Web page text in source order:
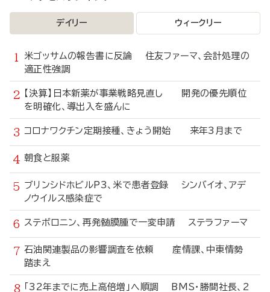
デイリー ウィークリー
米ゴッサムの報告書に反論 住友ファーマ、会計処理の
適正性強調
【決算】日本新薬が事業戦略見直し 開発の優先順位
を明確化、導出入を盛んに
コロナワクチン定期接種、きょう開始 来年3月まで
朝食と服薬
ブリンシドホビルP3、米で患者登録 シンバイオ、アデ
ノウイルス感染症で
ステボロニン、再発髄膜腫で一変申請 ステラファーマ
石油関連製品の影響調査を依頼 産情課、中東情勢
踏まえ
「32年までに売上高倍増」へ順調 BMS・勝間社長、2